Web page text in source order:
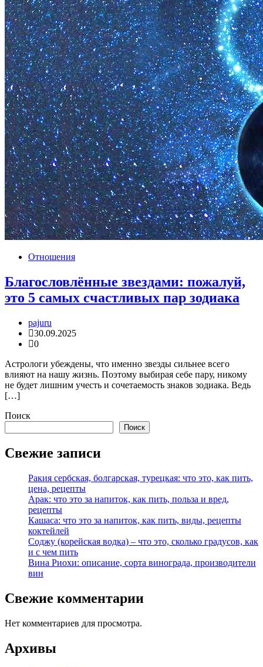
Отношения
Благословлённые звездами: пожалуй,
это 5 самых счастливых пар зодиака
pajuru
30.09.2025
0
Астрологи убеждены, что именно звезды сильнее всего
влияют на нашу жизнь. Поэтому выбирая себе пару, никому
не будет лишним учесть и сочетаемость знаков зодиака. Ведь
[…]
Поиск
Поиск
Свежие записи
Ракия сербская, болгарская, турецкая: что это, как пить,
цена, рецепты
Арак: что это за напиток, как пить, польза и вред,
рецепты
Кашаса: что это за напиток, как пить, виды, рецепты
коктейлей
Соджу (корейская водка) – что это, сколько градусов, как
и с чем пить
Вина Риохи: описание, сорта винограда, производители
вин
Свежие комментарии
Нет комментариев для просмотра.
Архивы